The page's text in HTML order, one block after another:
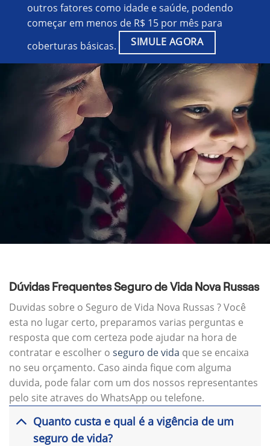
outros fatores como idade e saúde, podendo
começar em menos de R$ 15 por mês para
coberturas básicas.
SIMULE AGORA
Dúvidas Frequentes Seguro de Vida Nova Russas
Duvidas sobre o Seguro de Vida Nova Russas ? Você
esta no lugar certo, preparamos varias perguntas e
resposta que com certeza pode ajudar na hora de
contratar e escolher o seguro de vida que se encaixa
no seu orçamento. Caso ainda fique com alguma
duvida, pode falar com um dos nossos representantes
pelo site atraves do WhatsApp ou telefone.
Quanto custa e qual é a vigência de um
seguro de vida?